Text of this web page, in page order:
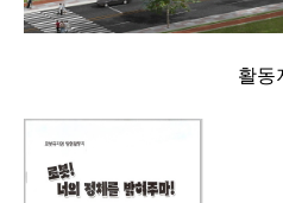
활동